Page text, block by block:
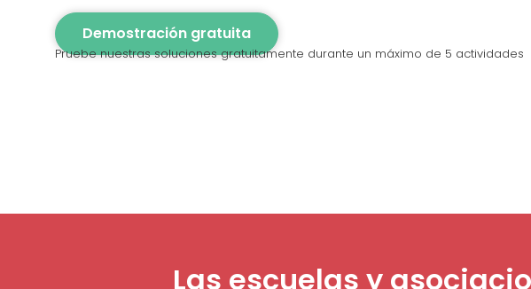
Demostración gratuita
Pruebe nuestras soluciones gratuitamente durante un máximo de 5 actividades
Las escuelas y